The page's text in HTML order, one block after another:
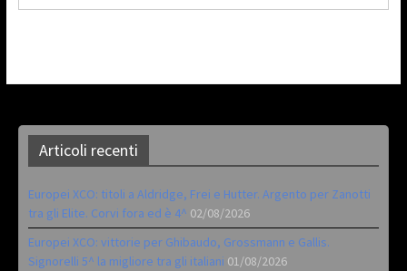
Articoli recenti
Europei XCO: titoli a Aldridge, Frei e Hutter. Argento per Zanotti
tra gli Elite. Corvi fora ed è 4^ 02/08/2026
Europei XCO: vittorie per Ghibaudo, Grossmann e Gallis.
Signorelli 5^ la migliore tra gli italiani 01/08/2026